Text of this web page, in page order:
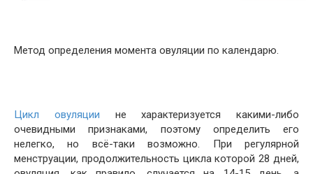
Метод определения момента овуляции по календарю.
Цикл овуляции не характеризуется какими-либо
очевидными признаками, поэтому определить его
нелегко, но всё-таки возможно. При регулярной
менструации, продолжительность цикла которой 28 дней,